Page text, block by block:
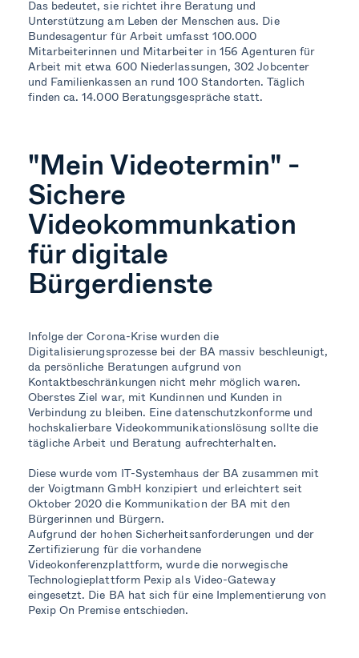
Das bedeutet, sie richtet ihre Beratung und
Unterstützung am Leben der Menschen aus. Die
Bundesagentur für Arbeit umfasst 100.000
Mitarbeiterinnen und Mitarbeiter in 156 Agenturen für
Arbeit mit etwa 600 Niederlassungen, 302 Jobcenter
und Familienkassen an rund 100 Standorten. Täglich
finden ca. 14.000 Beratungsgespräche statt.
"Mein Videotermin" -
Sichere
Videokommunkation
für digitale
Bürgerdienste
Infolge der Corona-Krise wurden die
Digitalisierungsprozesse bei der BA massiv beschleunigt,
da persönliche Beratungen aufgrund von
Kontaktbeschränkungen nicht mehr möglich waren.
Oberstes Ziel war, mit Kundinnen und Kunden in
Verbindung zu bleiben. Eine datenschutzkonforme und
hochskalierbare Videokommunikationslösung sollte die
tägliche Arbeit und Beratung aufrechterhalten.
Diese wurde vom IT-Systemhaus der BA zusammen mit
der Voigtmann GmbH konzipiert und erleichtert seit
Oktober 2020 die Kommunikation der BA mit den
Bürgerinnen und Bürgern.
Aufgrund der hohen Sicherheitsanforderungen und der
Zertifizierung für die vorhandene
Videokonferenzplattform, wurde die norwegische
Technologieplattform Pexip als Video-Gateway
eingesetzt. Die BA hat sich für eine Implementierung von
Pexip On Premise entschieden.